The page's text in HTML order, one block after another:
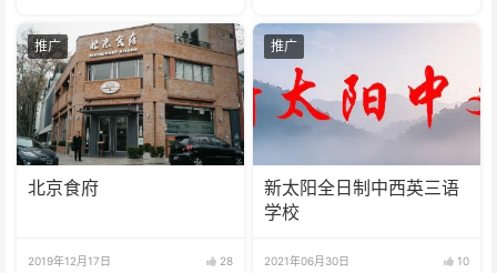
推广
北京食府
2019年12月17日 28
推广
新太阳全日制中西英三语
学校
2021年06月30日 10